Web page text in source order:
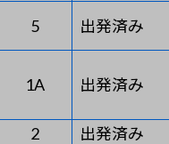
5 出発済み
1A 出発済み
2 出発済み